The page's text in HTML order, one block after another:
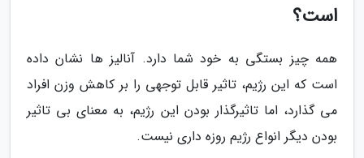
است؟
همه چیز بستگی به خود شما دارد. آنالیز ها نشان داده
است که این رژیم، تاثیر قابل توجهی را بر کاهش وزن افراد
می گذارد، اما تاثیرگذار بودن این رژیم، به معنای بی تاثیر
بودن دیگر انواع رژیم روزه داری نیست.